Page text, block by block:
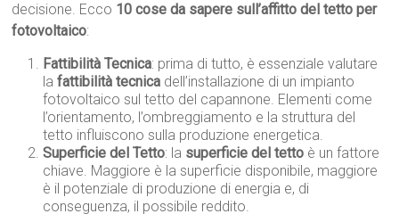
decisione. Ecco 10 cose da sapere sull’affitto del tetto per
fotovoltaico:
Fattibilità Tecnica: prima di tutto, è essenziale valutare
la fattibilità tecnica dell’installazione di un impianto
fotovoltaico sul tetto del capannone. Elementi come
l’orientamento, l’ombreggiamento e la struttura del
tetto influiscono sulla produzione energetica.
Superficie del Tetto: la superficie del tetto è un fattore
chiave. Maggiore è la superficie disponibile, maggiore
è il potenziale di produzione di energia e, di
conseguenza, il possibile reddito.